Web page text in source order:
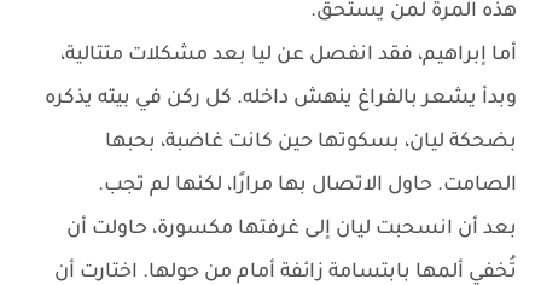
هذه المرة لمن يستحق.
أما إبراهيم، فقد انفصل عن ليا بعد مشكلات متتالية،
وبدأ يشعر بالفراغ ينهش داخله. كل ركن في بيته يذكره
بضحكة ليان، بسكوتها حين كانت غاضبة، بحبها
الصامت. حاول الاتصال بها مرارًا، لكنها لم تجب.
بعد أن انسحبت ليان إلى غرفتها مكسورة، حاولت أن
تُخفي ألمها بابتسامة زائفة أمام من حولها. اختارت أن